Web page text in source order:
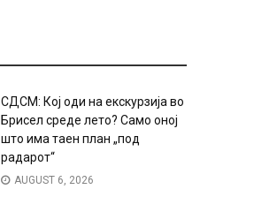
СДСМ: Кој оди на екскурзија во
Брисел среде лето? Само оној
што има таен план „под
радарот“
AUGUST 6, 2026